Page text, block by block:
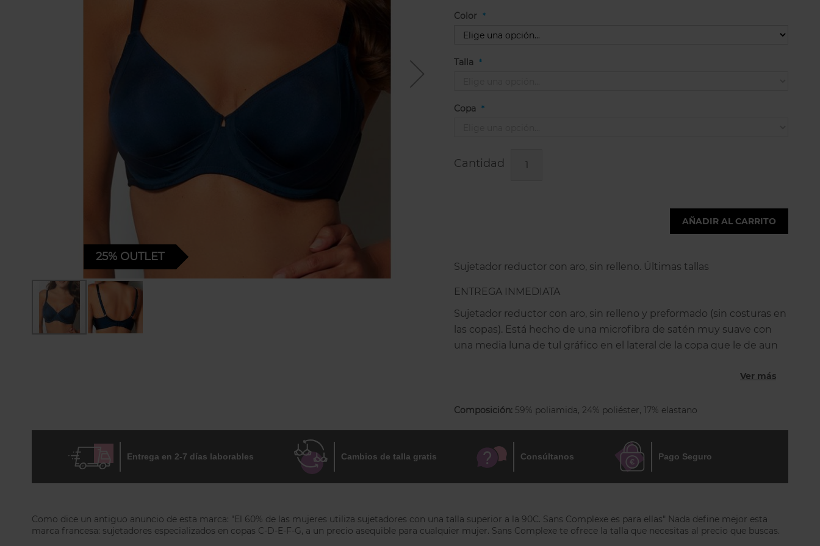
Color
Talla
Copa
Cantidad
AÑADIR AL CARRITO
Sujetador reductor con aro, sin relleno. Últimas tallas
ENTREGA INMEDIATA
Sujetador reductor con aro, sin relleno y preformado (sin costuras en
las copas). Está hecho de una microfibra de satén muy suave con
una media luna de tul gráfico en el lateral de la copa que le de aun
pecho sin que se note ni se marce en la ropa porque queda en el
Su patrón es muy favorecedor: No solo da una bonita forma muy
natural y redondeada al pecho elevándolo y centrándolo, sino que
reduce el volumen visual del pecho.
Las copas son de doble capa, con un forro interior muy suave y con
ballenas en los laterales que ayudan a fijar el aro y minimizar el
La espalda tiene corte chimenea que centra los tirantes y evita que
estos se caigan, el cierre es de 2 ó 3 corchetes regulable en 4
Ver más
Composición: 59% poliamida, 24% poliéster, 17% elastano
25% OUTLET
Entrega en 2-7 días laborables Cambios de talla gratis Consúltanos Pago Seguro
Como dice un antiguo anuncio de esta marca: "El 60% de las mujeres utiliza sujetadores con una talla superior a la 90C. Sans Complexe es para ellas" Nada define mejor esta
marca francesa: sujetadores especializados en copas C-D-E-F-G, a un precio asequible para cualquier mujer. Sans Complexe te ofrece la talla que necesitas al precio que buscas.